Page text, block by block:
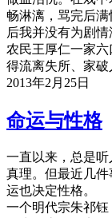
畅淋漓，骂完后
后我并没有为剧
农民王厚仁一家
得流离失所、家
2013年2月25日
命运与性格
一直以来，总是
真理。但最近几
运也决定性格。
一个明代宗朱祁